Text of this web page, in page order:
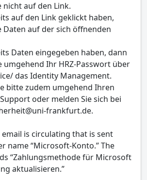
nicht auf den Link.
auf den Link geklickt haben,
Daten auf der sich öffnenden
Daten eingegeben haben, dann
umgehend Ihr HRZ-Passwort über
das Identity Management.
bitte zudem umgehend Ihren
oder melden Sie sich bei
frankfurt.de.
is circulating that is sent
name “Microsoft-Konto.” The
“Zahlungsmethode für Microsoft
aktualisieren.”